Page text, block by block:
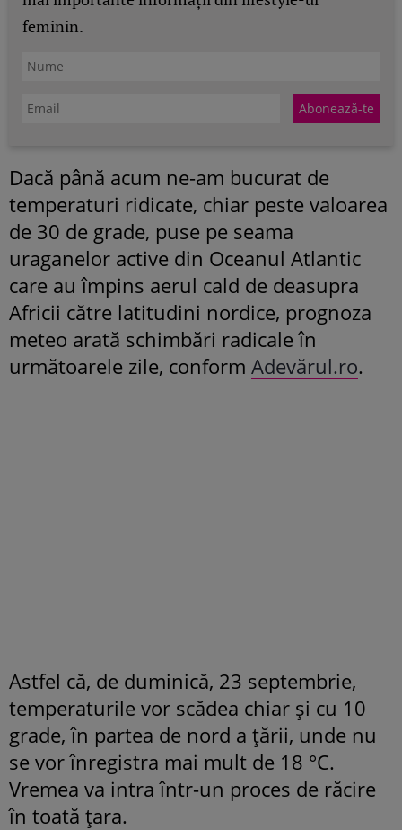
feminin.
Dacă până acum ne-am bucurat de
temperaturi ridicate, chiar peste valoarea
de 30 de grade, puse pe seama
uraganelor active din Oceanul Atlantic
care au împins aerul cald de deasupra
Africii către latitudini nordice, prognoza
meteo arată schimbări radicale în
următoarele zile, conform Adevărul.ro.
Astfel că, de duminică, 23 septembrie,
temperaturile vor scădea chiar și cu 10
grade, în partea de nord a țării, unde nu
se vor înregistra mai mult de 18 °C.
Vremea va intra într-un proces de răcire
în toată țara.